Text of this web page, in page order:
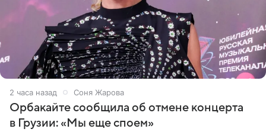
2 часа назад Соня Жарова
Орбакайте сообщила об отмене концерта
в Грузии: «Мы еще споем»